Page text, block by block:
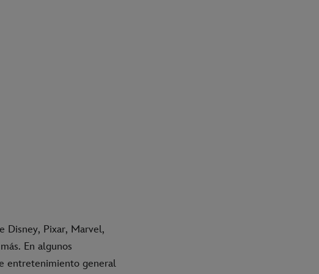
Disney, Pixar, Marvel,
En algunos
entretenimiento general